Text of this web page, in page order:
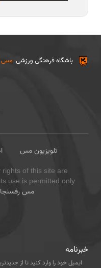
مس باشگاه فرهنگی ورزشی
تلویزیون مس
of this site are
use is permitted only
مس
خبرنامه
ایمیل خود را وارد کنید تا از